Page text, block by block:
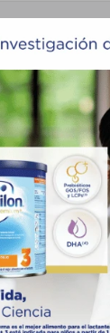
de
de reacciones
y
y los síntomas
a
dermatitis
adultos, y en
Puede causar